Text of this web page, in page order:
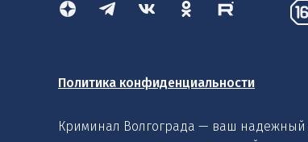
Политика конфиденциальности
Криминал Волгограда — ваш надежный